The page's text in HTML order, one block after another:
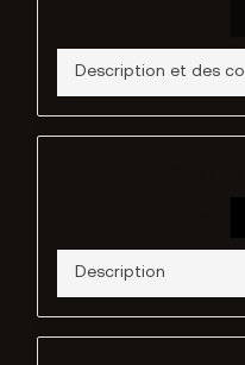
Description et des
Description